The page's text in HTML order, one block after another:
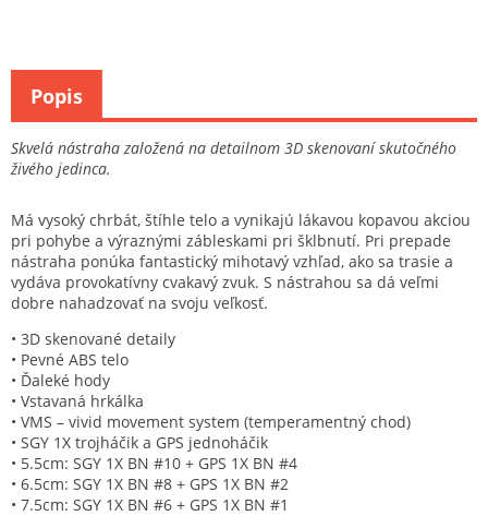
Skvelá nástraha založená na detailnom 3D skenovaní skutočného
živého jedinca.
Má vysoký chrbát, štíhle telo a vynikajú lákavou kopavou akciou
pri pohybe a výraznými zábleskami pri šklbnutí. Pri prepade
nástraha ponúka fantastický mihotavý vzhľad, ako sa trasie a
vydáva provokatívny cvakavý zvuk. S nástrahou sa dá veľmi
dobre nahadzovať na svoju veľkosť.
• 3D skenované detaily
• Pevné ABS telo
• Ďaleké hody
• Vstavaná hrkálka
• VMS – vivid movement system (temperamentný chod)
• SGY 1X trojháčik a GPS jednoháčik
• 5.5cm: SGY 1X BN #10 + GPS 1X BN #4
• 6.5cm: SGY 1X BN #8 + GPS 1X BN #2
• 7.5cm: SGY 1X BN #6 + GPS 1X BN #1
Popis